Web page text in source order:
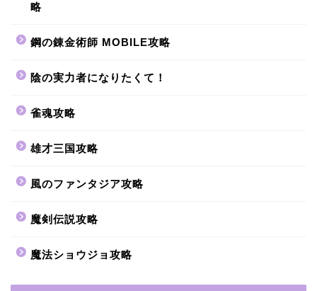
略
鋼の錬金術師 MOBILE攻略
陰の実力者になりたくて！
雀魂攻略
雄才三国攻略
風のファンタジア攻略
魔剣伝説攻略
魔法ショウジョ攻略